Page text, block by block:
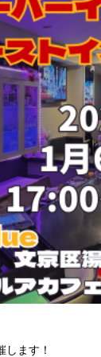
ます！